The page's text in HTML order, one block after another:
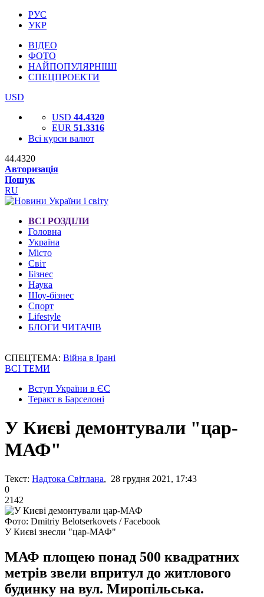
РУС
УКР
ВІДЕО
ФОТО
НАЙПОПУЛЯРНІШІ
СПЕЦПРОЕКТИ
USD
USD 44.4320
EUR 51.3316
Всі курси валют
44.4320
Авторизація
Пошук
RU
ВСІ РОЗДІЛИ
Головна
Україна
Місто
Світ
Бізнес
Наука
Шоу-бізнес
Спорт
Lifestyle
БЛОГИ ЧИТАЧІВ
СПЕЦТЕМА: Війна в Ірані
ВСІ ТЕМИ
Вступ України в ЄС
Теракт в Барселоні
У Києві демонтували "цар-
МАФ"
Текст: Надтока Світлана, 28 грудня 2021, 17:43
0
2142
Фото: Dmitriy Belotserkovets / Facebook
У Києві знесли "цар-МАФ"
МАФ площею понад 500 квадратних
метрів звели впритул до житлового
будинку на вул. Миропільська.